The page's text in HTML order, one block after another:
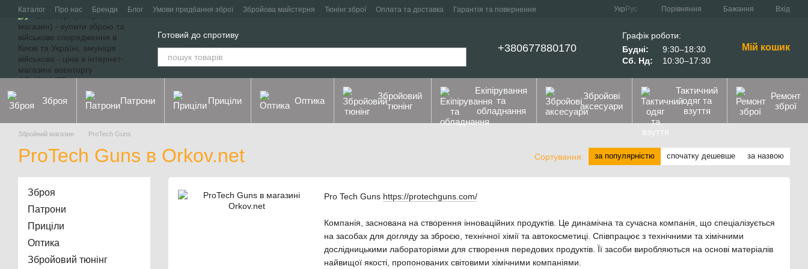
Перейти до основного контенту
Каталог Про нас Бренди Блог Умови придбання зброї Збройова майстерня Тюнінг зброї Оплата та доставка
Гарантія та повернення
Контакти
Договір оферти
Укр Рус Порівняння Бажання Вхід
Готовий до спротиву
+380677880170
Графік роботи:
Будні:
9:30–18:30
Сб. Нд:
10:30–17:30
Мій кошик
Зброя Патрони Приціли Оптика
Збройовий
тюнінг
Екіпірування
та
обладнання
Збройові
аксесуари
Тактичний
одяг та
взуття
Ремонт
зброї
Збройний магазин ProTech Guns
ProTech Guns в Orkov.net Сортування: за популярністю спочатку дешевше за назвою
Pro Tech Guns https://protechguns.com/
Компанія, заснована на створення інноваційних продуктів. Це динамічна та сучасна компанія, що спеціалізується
на засобах для догляду за зброєю, технічної хімії та автокосметиці. Співпрацює з технічними та хімічними
дослідницькими лабораторіями для створення передових продуктів. Її засоби виробляються на основі матеріалів
найвищої якості, пропонованих світовими хімічними компаніями.
Зброя
Патрони
Приціли
Оптика
Збройовий тюнінг